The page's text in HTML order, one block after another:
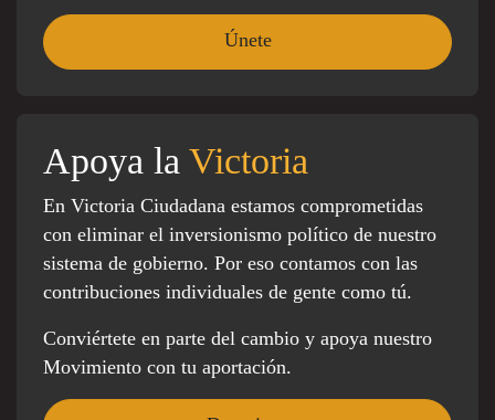
Apoya la Victoria
En Victoria Ciudadana estamos comprometidas
con eliminar el inversionismo político de nuestro
sistema de gobierno. Por eso contamos con las
contribuciones individuales de gente como tú.
Conviértete en parte del cambio y apoya nuestro
Movimiento con tu aportación.